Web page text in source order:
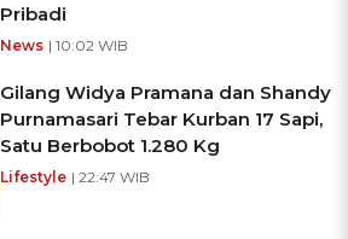
Pribadi
News | 10:02 WIB
Gilang Widya Pramana dan Shandy
Purnamasari Tebar Kurban 17 Sapi,
Satu Berbobot 1.280 Kg
Lifestyle | 22:47 WIB